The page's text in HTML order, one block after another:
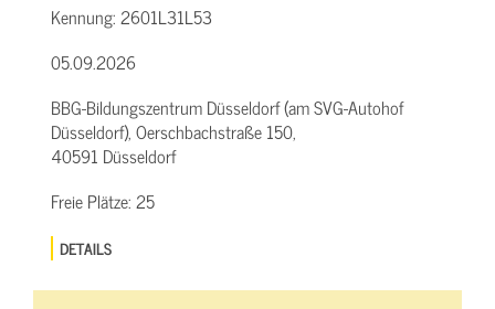
Kennung:2601L31L53
05.09.2026
BBG-Bildungszentrum Düsseldorf (am SVG-Autohof
Düsseldorf), Oerschbachstraße 150,
40591 Düsseldorf
Freie Plätze:25
DETAILS